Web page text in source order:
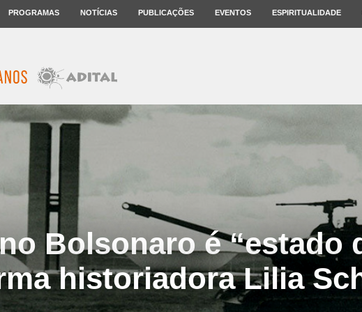
PROGRAMAS NOTÍCIAS PUBLICAÇÕES EVENTOS ESPIRITUALIDADE
Bolsonaro é “estado
historiadora Lilia